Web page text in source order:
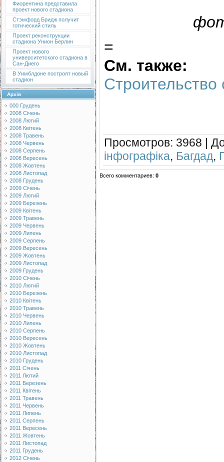
Фиорентина представила
проект нового стадиона
Стэмфорд Бридж получит
готический стиль
Проект реконструкции
стадиона Унион Берлин
Проект нового
университетского стадиона в
Сан-Диего
В Уимблдоне построят новый
стадион
Архів
000 Грудень
2008 Січень
2008 Лютий
2008 Квітень
2008 Травень
2008 Червень
2008 Серпень
2008 Вересень
2008 Жовтень
2008 Листопад
2008 Грудень
2009 Січень
2009 Лютий
2009 Березень
2009 Квітень
2009 Травень
2009 Червень
2009 Липень
2009 Серпень
2009 Вересень
2009 Жовтень
2009 Листопад
2009 Грудень
2010 Січень
2010 Лютий
2010 Березень
2010 Квітень
2010 Травень
2010 Червень
2010 Липень
2010 Серпень
2010 Вересень
2010 Жовтень
2010 Листопад
2010 Грудень
2011 Січень
2011 Лютий
2011 Березень
2011 Квітень
2011 Травень
2011 Червень
2011 Липень
2011 Серпень
2011 Вересень
2011 Жовтень
2011 Листопад
2011 Грудень
2012 Січень
=
См. также:
Просмотров: 3968 |
інфографіка, Багдад,
Всего комментариев: 0